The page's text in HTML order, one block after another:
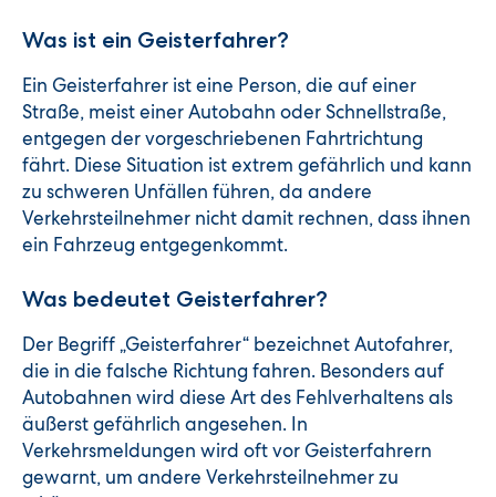
Was ist ein Geisterfahrer?
Ein Geisterfahrer ist eine Person, die auf einer
Straße, meist einer Autobahn oder Schnellstraße,
entgegen der vorgeschriebenen Fahrtrichtung
fährt. Diese Situation ist extrem gefährlich und kann
zu schweren Unfällen führen, da andere
Verkehrsteilnehmer nicht damit rechnen, dass ihnen
ein Fahrzeug entgegenkommt.
Was bedeutet Geisterfahrer?
Der Begriff „Geisterfahrer“ bezeichnet Autofahrer,
die in die falsche Richtung fahren. Besonders auf
Autobahnen wird diese Art des Fehlverhaltens als
äußerst gefährlich angesehen. In
Verkehrsmeldungen wird oft vor Geisterfahrern
gewarnt, um andere Verkehrsteilnehmer zu